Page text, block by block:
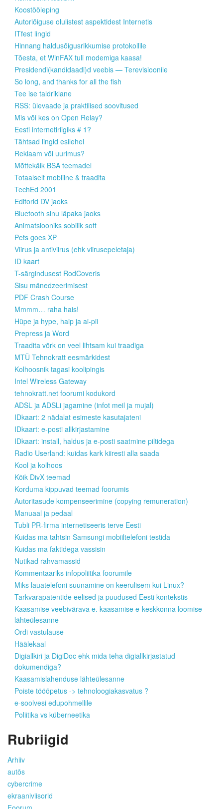
Koostööleping
Autoriõiguse olulistest aspektidest Internetis
ITfest lingid
Hinnang haldusõigusrikkumise protokollile
Tõesta, et WinFAX tuli modemiga kaasa!
Presidendi(kandidaadi)d veebis — Terevisioonile
So long, and thanks for all the fish
Tee ise taldriklane
RSS: ülevaade ja praktilised soovitused
Mis või kes on Open Relay?
Eesti internetiriigiks # 1?
Tähtsad lingid esilehel
Reklaam või uurimus?
Mõttekäik BSA teemadel
Totaalselt mobiilne & traadita
TechEd 2001
Editorid DV jaoks
Bluetooth sinu läpaka jaoks
Animatsiooniks sobilik soft
Pets goes XP
Viirus ja antiviirus (ehk viirusepeletaja)
ID kaart
T-särgindusest RodCoveris
Sisu mänedzeerimisest
PDF Crash Course
Mmmm… raha hais!
Hüpe ja hype, haip ja ai-pii
Prepress ja Word
Traadita võrk on veel lihtsam kui traadiga
MTÜ Tehnokratt eesmärkidest
Kolhoosnik tagasi koolipingis
Intel Wireless Gateway
tehnokratt.net foorumi kodukord
ADSL ja ADSLi jagamine (infot meil ja mujal)
IDkaart: 2 nädalat esimeste kasutajateni
IDkaart: e-posti allkirjastamine
IDkaart: install, haldus ja e-posti saatmine piltidega
Radio Userland: kuidas kark kiiresti alla saada
Kool ja kolhoos
Kõik DivX teemad
Korduma kippuvad teemad foorumis
Autoritasude kompenseerimine (copying remuneration)
Manuaal ja pedaal
Tubli PR-firma internetiseeris terve Eesti
Kuidas ma tahtsin Samsungi mobiiltelefoni testida
Kuidas ma faktidega vassisin
Nutikad rahvamassid
Kommentaariks infopoliitika foorumile
Miks lauatelefoni suunamine on keerulisem kui Linux?
Tarkvarapatentide eelised ja puudused Eesti kontekstis
Kaasamise veebivärava e. kaasamise e-keskkonna loomise
lähteülesanne
Ordi vastulause
Häälekaal
Digiallkiri ja DigiDoc ehk mida teha digiallkirjastatud
dokumendiga?
Kaasamislahenduse lähteülesanne
Poiste tööõpetus -> tehnoloogiakasvatus ?
e-soolvesi edupohmellile
Poliitika vs küberneetika
Rubriigid
Arhiiv
autõs
cybercrime
ekraaniviisorid